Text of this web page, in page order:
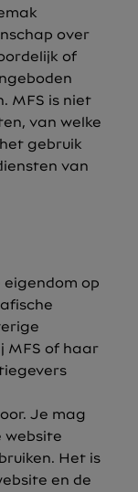
over
of
MFS is niet
van welke
gebruik
van
op
MFS of haar
Je mag
website
Het is
en de